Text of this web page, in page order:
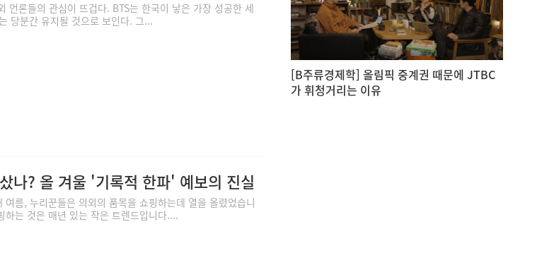
언론들의 관심이 뜨겁다. BTS는 한국이 낳은 가장 성공한 세
당분간 유지될 것으로 보인다. 그...
나? 올 겨울 '기록적 한파' 예보의 진실
름, 누리꾼들은 의외의 품목을 쇼핑하는데 열을 올렸었습니
는 것은 매년 있는 작은 트렌드입니다....
[B주류경제학] 올림픽 중계권 때문에 JTBC
가 휘청거리는 이유